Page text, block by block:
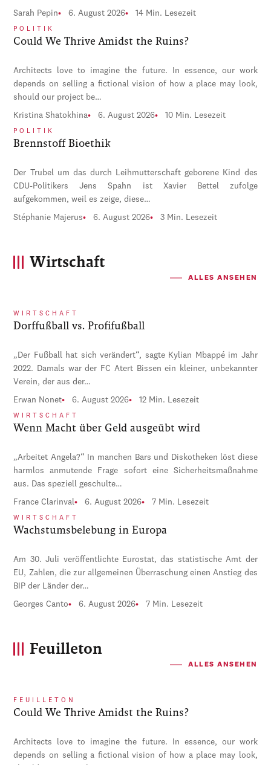
Sarah Pepin 6. August 2026 14 Min. Lesezeit
POLITIK
Could We Thrive Amidst the Ruins?
Architects love to imagine the future. In essence, our work
depends on selling a fictional vision of how a place may look,
should our project be…
Kristina Shatokhina 6. August 2026 10 Min. Lesezeit
POLITIK
Brennstoff Bioethik
Der Trubel um das durch Leihmutterschaft geborene Kind des
CDU-Politikers Jens Spahn ist Xavier Bettel zufolge
aufgekommen, weil es zeige, diese…
Stéphanie Majerus 6. August 2026 3 Min. Lesezeit
Wirtschaft
ALLES ANSEHEN
WIRTSCHAFT
Dorffußball vs. Profifußball
„Der Fußball hat sich verändert“, sagte Kylian Mbappé im Jahr
2022. Damals war der FC Atert Bissen ein kleiner, unbekannter
Verein, der aus der…
Erwan Nonet 6. August 2026 12 Min. Lesezeit
WIRTSCHAFT
Wenn Macht über Geld ausgeübt wird
„Arbeitet Angela?“ In manchen Bars und Diskotheken löst diese
harmlos anmutende Frage sofort eine Sicherheitsmaßnahme
aus. Das speziell geschulte…
France Clarinval 6. August 2026 7 Min. Lesezeit
WIRTSCHAFT
Wachstumsbelebung in Europa
Am 30. Juli veröffentlichte Eurostat, das statistische Amt der
EU, Zahlen, die zur allgemeinen Überraschung einen Anstieg des
BIP der Länder der…
Georges Canto 6. August 2026 7 Min. Lesezeit
Feuilleton
ALLES ANSEHEN
FEUILLETON
Could We Thrive Amidst the Ruins?
Architects love to imagine the future. In essence, our work
depends on selling a fictional vision of how a place may look,